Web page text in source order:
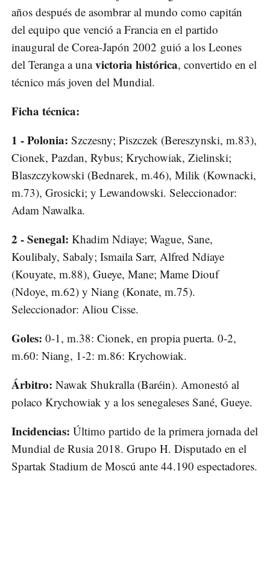
años después de asombrar al mundo como capitán
del equipo que venció a Francia en el partido
inaugural de Corea-Japón 2002 guió a los Leones
del Teranga a unavictoria histórica, convertido en el
técnico más joven del Mundial.
Ficha técnica:
1 - Polonia: Szczesny; Piszczek (Bereszynski, m.83),
Cionek, Pazdan, Rybus; Krychowiak, Zielinski;
Blaszczykowski (Bednarek, m.46), Milik (Kownacki,
m.73), Grosicki; y Lewandowski. Seleccionador:
Adam Nawalka.
2 - Senegal: Khadim Ndiaye; Wague, Sane,
Koulibaly, Sabaly; Ismaila Sarr, Alfred Ndiaye
(Kouyate, m.88), Gueye, Mane; Mame Diouf
(Ndoye, m.62) y Niang (Konate, m.75).
Seleccionador: Aliou Cisse.
Goles: 0-1, m.38: Cionek, en propia puerta. 0-2,
m.60: Niang, 1-2: m.86: Krychowiak.
Árbitro: Nawak Shukralla (Baréin). Amonestó al
polaco Krychowiak y a los senegaleses Sané, Gueye.
Incidencias: Último partido de la primera jornada del
Mundial de Rusia 2018. Grupo H. Disputado en el
Spartak Stadium de Moscú ante 44.190 espectadores.